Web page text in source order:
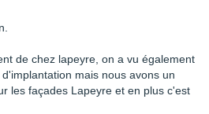
de chez lapeyre, on a vu également
mais nous avons un
les façades Lapeyre et en plus c'est